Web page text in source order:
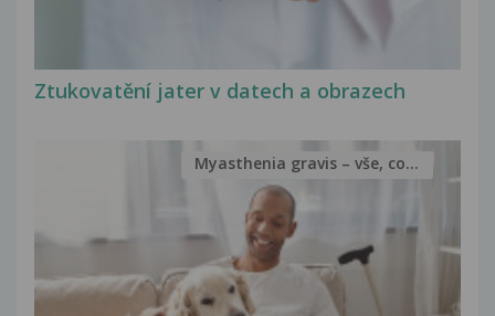
Ztukovatění jater v datech a obrazech
Myasthenia gravis – vše, co...